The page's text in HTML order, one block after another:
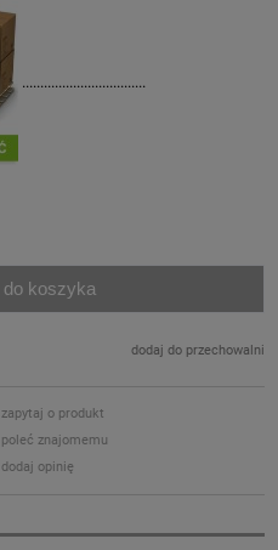
..................................
do koszyka
dodaj do przechowalni
zapytaj o produkt
poleć znajomemu
dodaj opinię